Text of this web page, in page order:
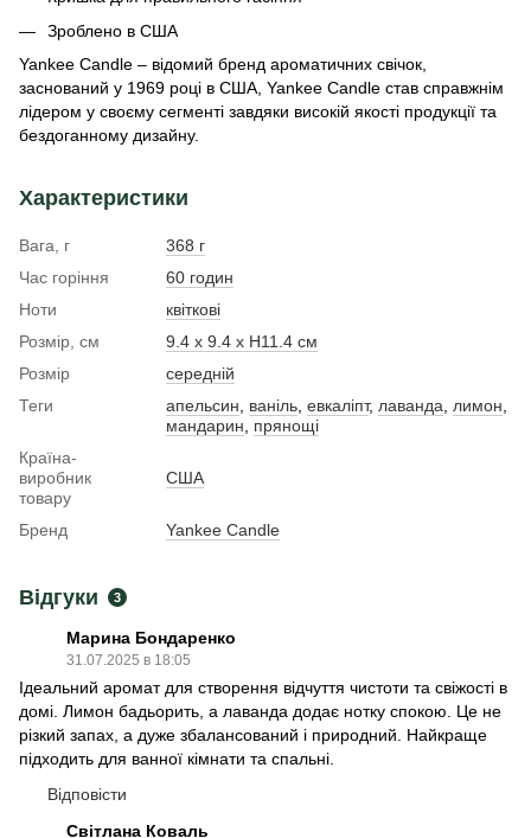
Зроблено в США
Yankee Candle – відомий бренд ароматичних свічок,
заснований у 1969 році в США, Yankee Candle став справжнім
лідером у своєму сегменті завдяки високій якості продукції та
бездоганному дизайну.
Характеристики
Вага, г
368 г
Час горіння
60 годин
Ноти
квіткові
Розмір, см
9.4 x 9.4 x Н11.4 см
Розмір
середній
Теги
апельсин ваніль евкаліпт, лаванда лимон
мандарин
прянощі
Країна-
виробник
товару
США
Бренд Yankee Candle
Відгуки 3
Марина Бондаренко
31.07.2025 в 18:05
Ідеальний аромат для створення відчуття чистоти та свіжості в
домі. Лимон бадьорить, а лаванда додає нотку спокою. Це не
різкий запах, а дуже збалансований і природний. Найкраще
підходить для ванної кімнати та спальні.
Відповісти
Світлана Коваль